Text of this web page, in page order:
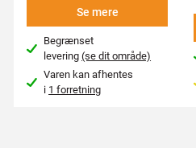
Se mere
Begrænset
levering(se dit område)
Varen kan afhentes
i 1 forretning